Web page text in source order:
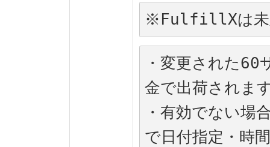
※FulfillXは未
・変更された60
金で出荷されま
・有効でない場
で日付指定・時